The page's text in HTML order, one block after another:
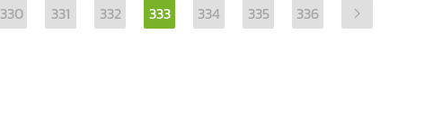
330 331 332 333 334 335 336